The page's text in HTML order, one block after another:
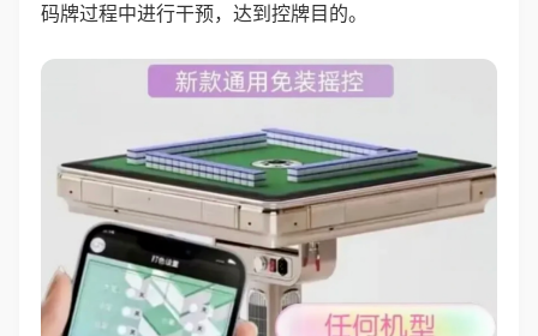
码牌过程中进行干预，达到控牌目的。